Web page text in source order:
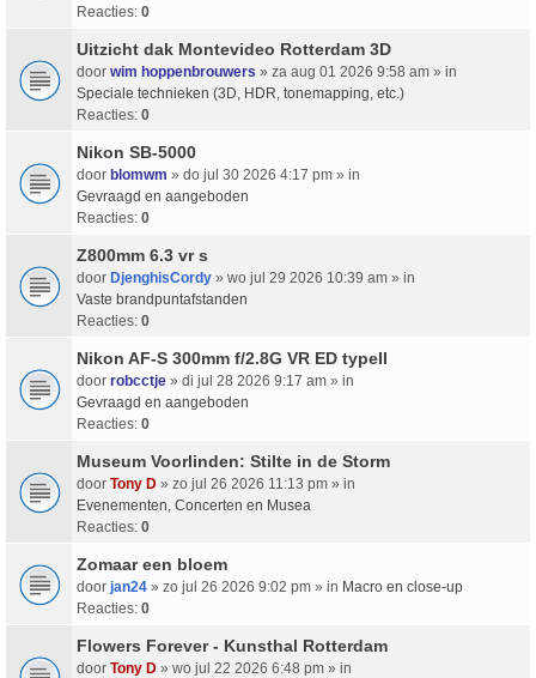
Reacties: 0
Uitzicht dak Montevideo Rotterdam 3D
door wim hoppenbrouwers » za aug 01 2026 9:58 am » in
Speciale technieken (3D, HDR, tonemapping, etc.)
Reacties: 0
Nikon SB-5000
door blomwm » do jul 30 2026 4:17 pm » in
Gevraagd en aangeboden
Reacties: 0
Z800mm 6.3 vr s
door DjenghisCordy » wo jul 29 2026 10:39 am » in
Vaste brandpuntafstanden
Reacties: 0
Nikon AF-S 300mm f/2.8G VR ED typeII
door robcctje » di jul 28 2026 9:17 am » in
Gevraagd en aangeboden
Reacties: 0
Museum Voorlinden: Stilte in de Storm
door Tony D » zo jul 26 2026 11:13 pm » in
Evenementen, Concerten en Musea
Reacties: 0
Zomaar een bloem
door jan24 » zo jul 26 2026 9:02 pm » in Macro en close-up
Reacties: 0
Flowers Forever - Kunsthal Rotterdam
door Tony D » wo jul 22 2026 6:48 pm » in